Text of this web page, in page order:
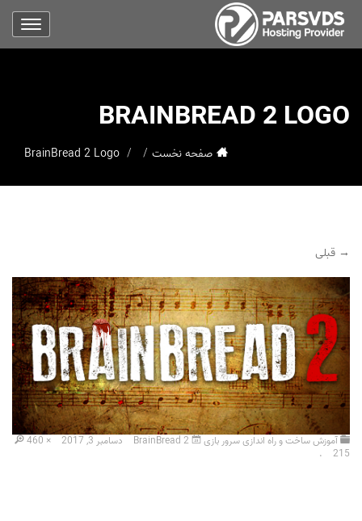
BRAINBREAD 2 LOGO
صفحه نخست BrainBread 2 Logo
→ قبلی
آموزش ساخت و راه اندازی سرور بازی BrainBread 2 دسامبر 3, 2017
460 ×
215
.